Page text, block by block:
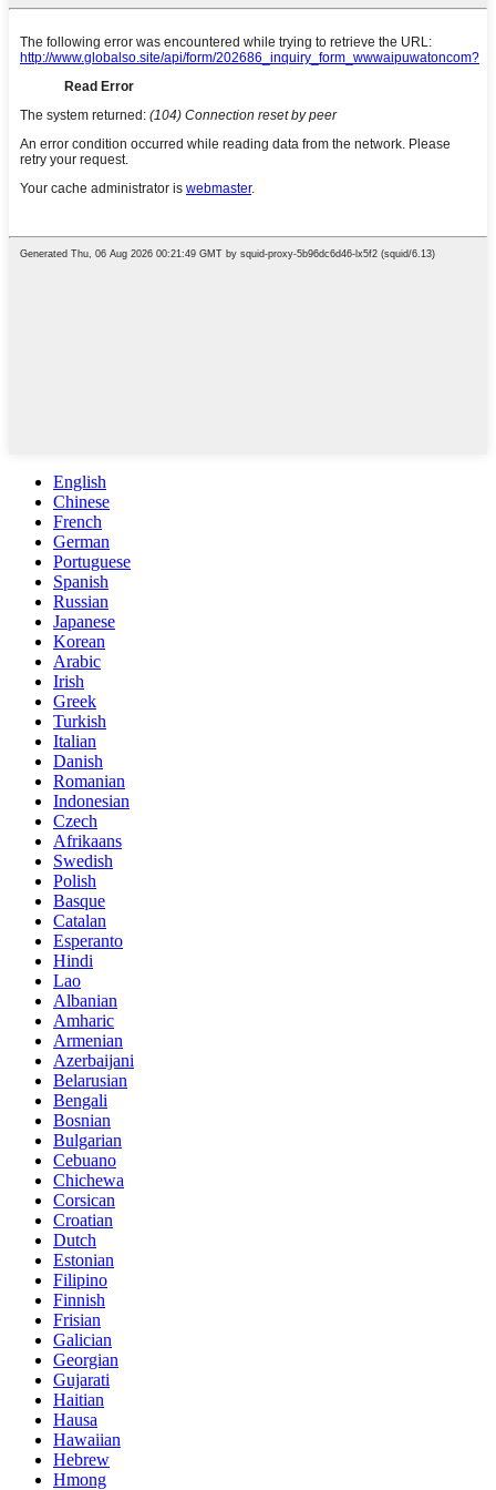
English
Chinese
French
German
Portuguese
Spanish
Russian
Japanese
Korean
Arabic
Irish
Greek
Turkish
Italian
Danish
Romanian
Indonesian
Czech
Afrikaans
Swedish
Polish
Basque
Catalan
Esperanto
Hindi
Lao
Albanian
Amharic
Armenian
Azerbaijani
Belarusian
Bengali
Bosnian
Bulgarian
Cebuano
Chichewa
Corsican
Croatian
Dutch
Estonian
Filipino
Finnish
Frisian
Galician
Georgian
Gujarati
Haitian
Hausa
Hawaiian
Hebrew
Hmong